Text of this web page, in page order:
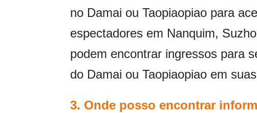
no Damai ou Taopiaopiao para
espectadores em Nanquim,
podem encontrar ingressos para
do Damai ou Taopiaopiao em
3. Onde posso encontrar